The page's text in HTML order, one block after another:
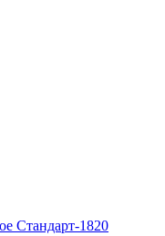
Стандарт-1820